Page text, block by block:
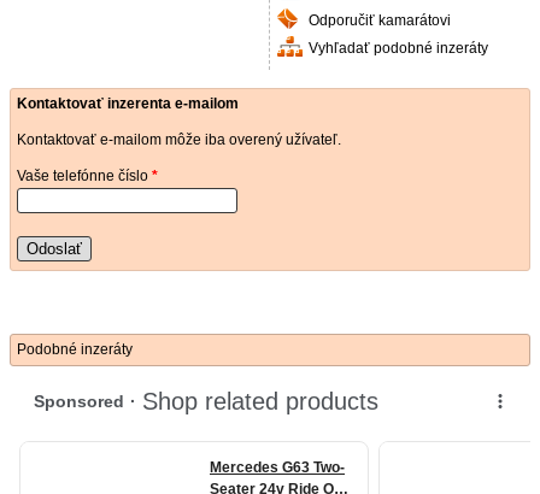
Odporučiť kamarátovi
Vyhľadať podobné inzeráty
Kontaktovať inzerenta e-mailom
Kontaktovať e-mailom môže iba overený užívateľ.
Vaše telefónne číslo *
Odoslať
Podobné inzeráty